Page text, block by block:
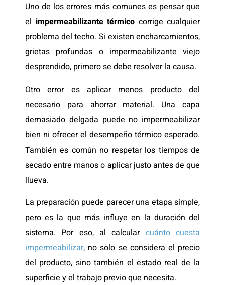
Uno de los errores más comunes es pensar que
el impermeabilizante térmico corrige cualquier
problema del techo. Si existen encharcamientos,
grietas profundas o impermeabilizante viejo
desprendido, primero se debe resolver la causa.
Otro error es aplicar menos producto del
necesario para ahorrar material. Una capa
demasiado delgada puede no impermeabilizar
bien ni ofrecer el desempeño térmico esperado.
También es común no respetar los tiempos de
secado entre manos o aplicar justo antes de que
llueva.
La preparación puede parecer una etapa simple,
pero es la que más influye en la duración del
sistema. Por eso, al calcular cuánto cuesta
impermeabilizar, no solo se considera el precio
del producto, sino también el estado real de la
superficie y el trabajo previo que necesita.